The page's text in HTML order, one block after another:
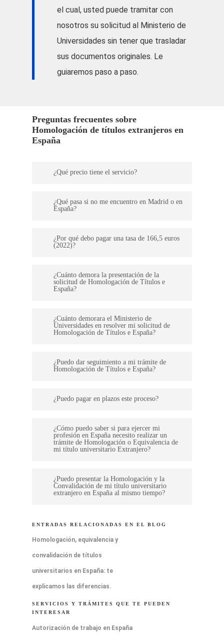
el cual, usted puede tramitar con
nosotros su solicitud al Ministerio de
Universidades sin tener que trasladar
sus documentos originales. Le
guiaremos paso a paso.
Preguntas frecuentes sobre
Homologación de títulos extranjeros en
España
¿Qué precio tiene el servicio?
de 675 euros, los honorarios incluyen la
por ti desde España.
¿Qué pasa si no me encuentro en Madrid o en
España?
no te preocupes, realizamos el envió de
¿Por qué debo pagar una tasa de 166,5 euros
(2022)?
Homologación es necesario abonar una
centro gestor que evaluará tu solicitud.
La falta de pago de la tasa puede
desestimación o archivo de tu solicitud.
¿Cuánto demora la presentación de la
solicitud de Homologación de Títulos e
España?
Nexum Tramilex realiza la presentación
¿Cuánto demorara el Ministerio de
Universidades en resolver mi solicitud de
Homologación de Títulos e España?
Homologación/Equivalencia de Títulos e
años en resolverse. Es recomendable
antelación a nuestra necesidad o
traslado a España.
¿Puedo dar seguimiento a mi trámite de
Homologación de Títulos e España?
España, tendrás un número de
expediente y un usuario creado en la
sede del Ministerio de Universidades,
donde te encuentres.
¿Puedo pagar en plazos este proceso?
utiliza la opción de pago mediante tu
cuenta de PayPal paga en 3 pazos y
intereses.
¿Cómo puedo saber si para ejercer mi
profesión en España necesito realizar un
trámite de Homologación o Equivalencia de
mi título universitario Extranjero?
diferencias
universitarios-en-espana-te-explicamos-
las-diferencias/ Si te quedan dudas por
favor pide una cita previa con nosotros
te explicaremos el procedimiento a
cuenta el proceso, recibirás una Guía
Paso a Paso de como presentar tu por
¿Puedo presentar la Homologación y la
Convalidación de mi título universitario
extranjero en España al mismo tiempo?
ENTRADAS RELACIONADAS EN EL BLOG
Homologación, equivalencia y
convalidación de títulos
universitarios en España: te
explicamos las diferencias.
SERVICIOS Y TRÁMITES QUE TE PUEDEN
INTERESAR
Autorización de trabajo en España